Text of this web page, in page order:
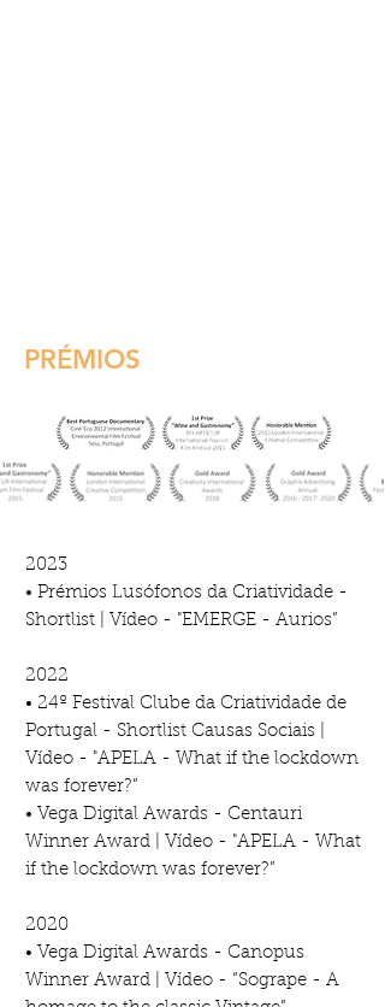
PRÉMIOS
2023
• Prémios Lusófonos da Criatividade -
Shortlist | Vídeo - "EMERGE - Aurios”
2022
• 24º Festival Clube da Criatividade de
Portugal - Shortlist Causas Sociais |
Vídeo - "APELA - What if the lockdown
was forever?”
• Vega Digital Awards - Centauri
Winner Award | Vídeo - "APELA - What
if the lockdown was forever?”
2020
• Vega Digital Awards - Canopus
Winner Award | Vídeo - “Sogrape - A